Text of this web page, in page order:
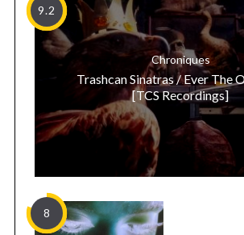
9.2
Chroniques
Trashcan Sinatras / Ever The
[TCS Recordings]
8